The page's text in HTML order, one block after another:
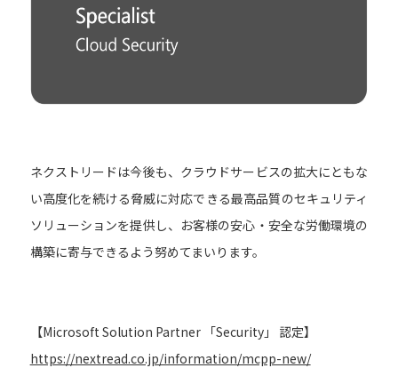
ネクストリードは今後も、クラウドサービスの拡大にともな
い高度化を続ける脅威に対応できる最高品質のセキュリティ
ソリューションを提供し、お客様の安心・安全な労働環境の
構築に寄与できるよう努めてまいります。
【Microsoft Solution Partner 「Security」 認定】
https://nextread.co.jp/information/mcpp-new/